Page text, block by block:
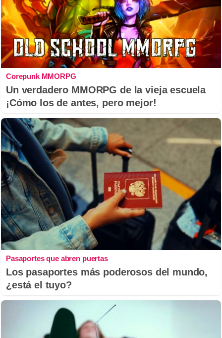
Corepunk MMORPG
Un verdadero MMORPG de la vieja escuela
¡Cómo los de antes, pero mejor!
Pasaportes que abren puertas
Los pasaportes más poderosos del mundo,
¿está el tuyo?